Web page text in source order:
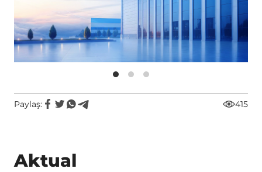
Paylaş: 415
Aktual